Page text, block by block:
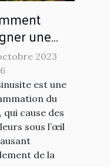
une
?
2023
est une
du
qui cause des
sous l’œil
de la